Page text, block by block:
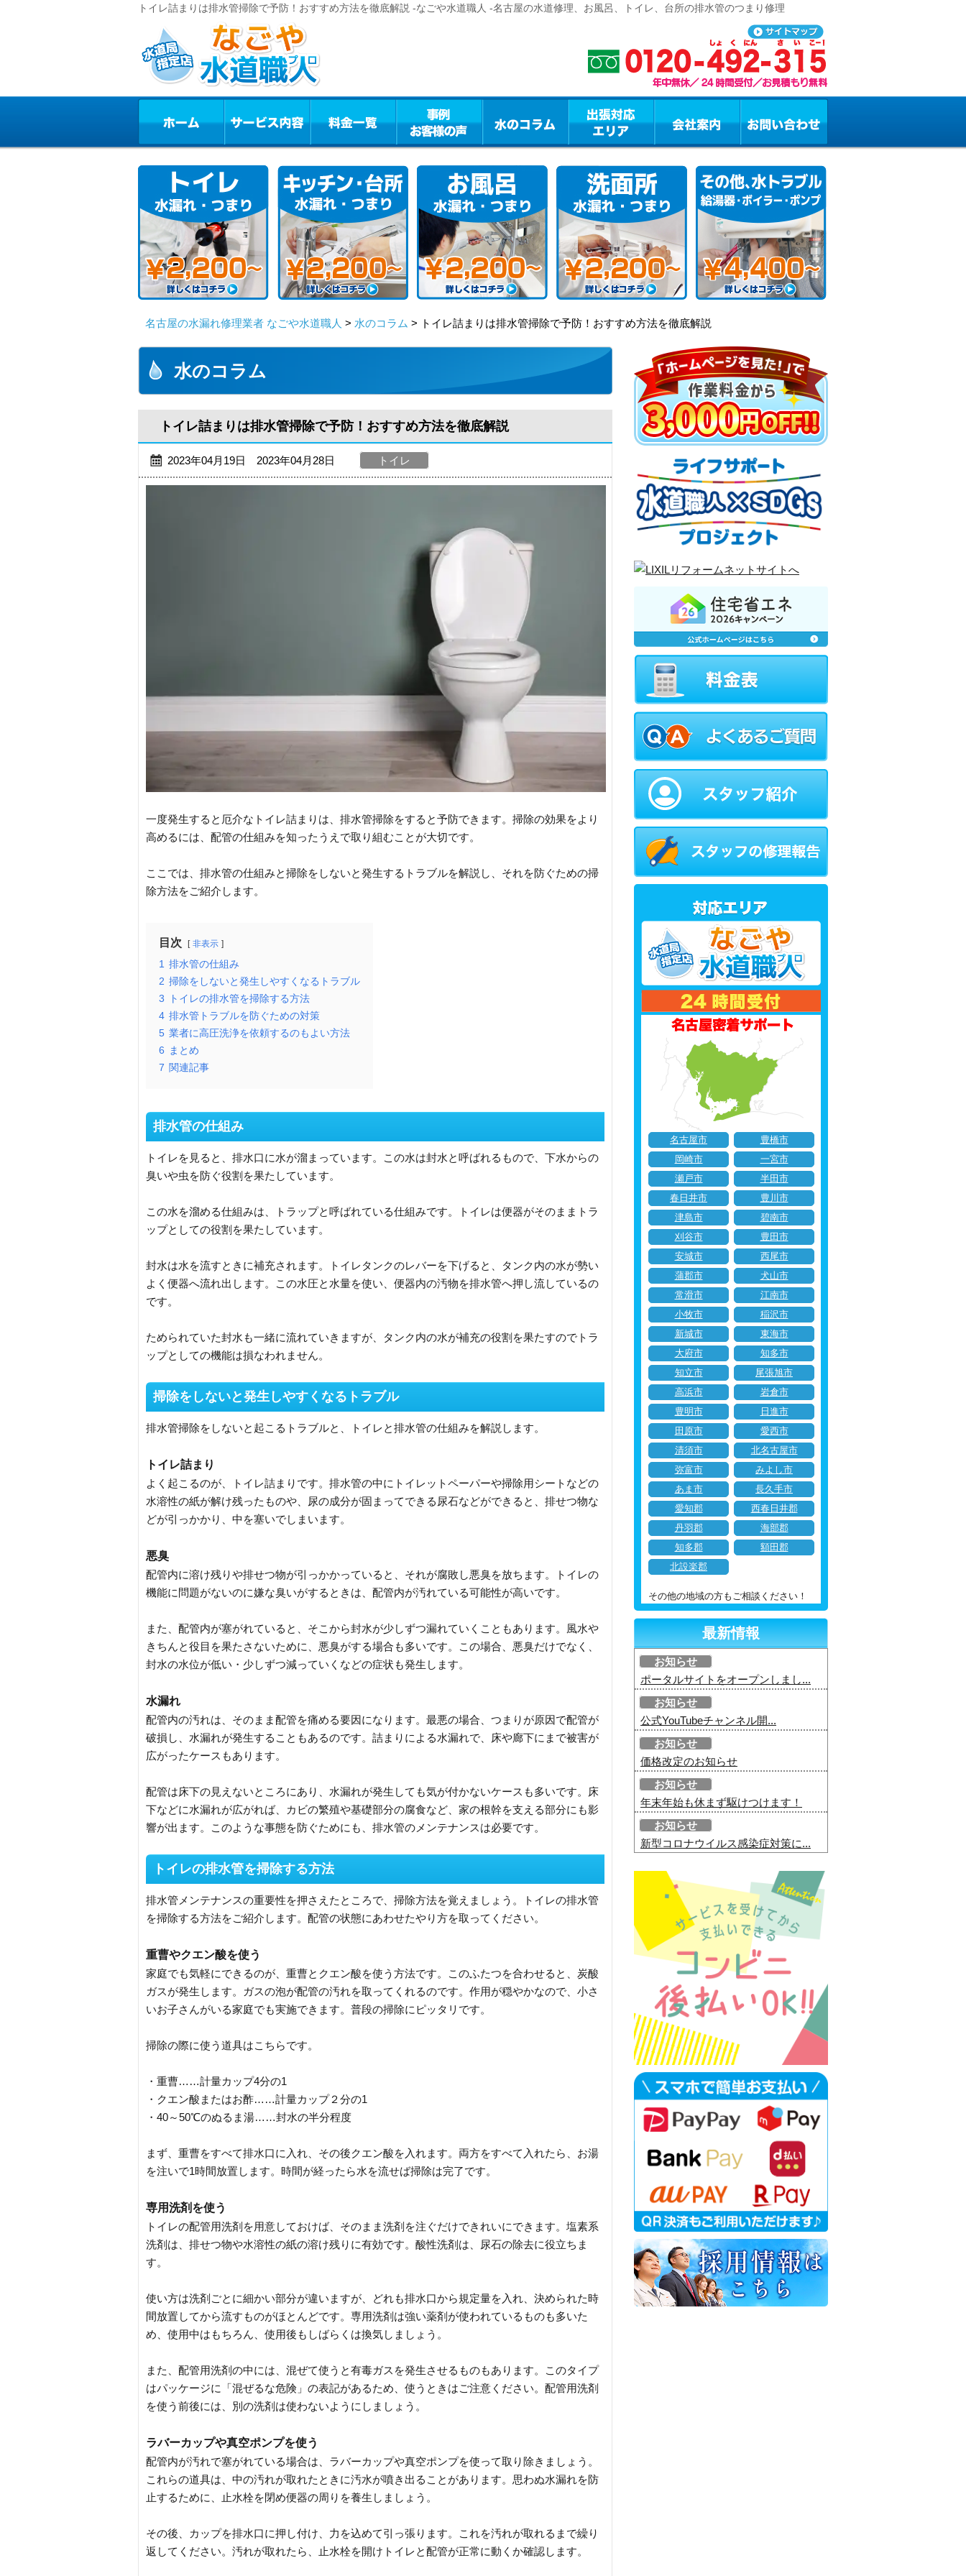
トイレ詰まりは排水管掃除で予防！おすすめ方法を徹底解説 -なごや水道職人 -名古屋の水道修理、お風呂、トイレ、台所の排水管のつまり修理
名古屋の水漏れ修理業者 なごや水道職人 > 水のコラム > トイレ詰まりは排水管掃除で予防！おすすめ方法を徹底解説
水のコラム
トイレ詰まりは排水管掃除で予防！おすすめ方法を徹底解説
2023年04月19日 2023年04月28日 トイレ
一度発生すると厄介なトイレ詰まりは、排水管掃除をすると予防できます。掃除の効果をより
高めるには、配管の仕組みを知ったうえで取り組むことが大切です。
ここでは、排水管の仕組みと掃除をしないと発生するトラブルを解説し、それを防ぐための掃
除方法をご紹介します。
目次 非表示
1 排水管の仕組み
2 掃除をしないと発生しやすくなるトラブル
3
トイレの排水管を掃除する方法
4 排水管トラブルを防ぐための対策
5 業者に高圧洗浄を依頼するのもよい方法
6 まとめ
7 関連記事
排水管の仕組み
トイレを見ると、排水口に水が溜まっています。この水は封水と呼ばれるもので、下水からの
臭いや虫を防ぐ役割を果たしています。
この水を溜める仕組みは、トラップと呼ばれている仕組みです。トイレは便器がそのままトラ
ップとしての役割を果たしています。
封水は水を流すときに補充されます。トイレタンクのレバーを下げると、タンク内の水が勢い
よく便器へ流れ出します。この水圧と水量を使い、便器内の汚物を排水管へ押し流しているの
です。
ためられていた封水も一緒に流れていきますが、タンク内の水が補充の役割を果たすのでトラ
ップとしての機能は損なわれません。
掃除をしないと発生しやすくなるトラブル
排水管掃除をしないと起こるトラブルと、トイレと排水管の仕組みを解説します。
トイレ詰まり
よく起こるのが、トイレ詰まりです。排水管の中にトイレットペーパーや掃除用シートなどの
水溶性の紙が解け残ったものや、尿の成分が固まってできる尿石などができると、排せつ物な
どが引っかかり、中を塞いでしまいます。
悪臭
配管内に溶け残りや排せつ物が引っかかっていると、それが腐敗し悪臭を放ちます。トイレの
機能に問題がないのに嫌な臭いがするときは、配管内が汚れている可能性が高いです。
また、配管内が塞がれていると、そこから封水が少しずつ漏れていくこともあります。風水や
きちんと役目を果たさないために、悪臭がする場合も多いです。この場合、悪臭だけでなく、
封水の水位が低い・少しずつ減っていくなどの症状も発生します。
水漏れ
配管内の汚れは、そのまま配管を痛める要因になります。最悪の場合、つまりが原因で配管が
破損し、水漏れが発生することもあるのです。詰まりによる水漏れで、床や廊下にまで被害が
広がったケースもあります。
配管は床下の見えないところにあり、水漏れが発生しても気が付かないケースも多いです。床
下などに水漏れが広がれば、カビの繁殖や基礎部分の腐食など、家の根幹を支える部分にも影
響が出ます。このような事態を防ぐためにも、排水管のメンテナンスは必要です。
トイレの排水管を掃除する方法
排水管メンテナンスの重要性を押さえたところで、掃除方法を覚えましょう。トイレの排水管
を掃除する方法をご紹介します。配管の状態にあわせたやり方を取ってください。
重曹やクエン酸を使う
家庭でも気軽にできるのが、重曹とクエン酸を使う方法です。このふたつを合わせると、炭酸
ガスが発生します。ガスの泡が配管の汚れを取ってくれるのです。作用が穏やかなので、小さ
いお子さんがいる家庭でも実施できます。普段の掃除にピッタリです。
掃除の際に使う道具はこちらです。
・重曹……計量カップ4分の1
・クエン酸またはお酢……計量カップ２分の1
・40～50℃のぬるま湯……封水の半分程度
まず、重曹をすべて排水口に入れ、その後クエン酸を入れます。両方をすべて入れたら、お湯
を注いで1時間放置します。時間が経ったら水を流せば掃除は完了です。
専用洗剤を使う
トイレの配管用洗剤を用意しておけば、そのまま洗剤を注ぐだけできれいにできます。塩素系
洗剤は、排せつ物や水溶性の紙の溶け残りに有効です。酸性洗剤は、尿石の除去に役立ちま
す。
使い方は洗剤ごとに細かい部分が違いますが、どれも排水口から規定量を入れ、決められた時
間放置してから流すものがほとんどです。専用洗剤は強い薬剤が使われているものも多いた
め、使用中はもちろん、使用後もしばらくは換気しましょう。
また、配管用洗剤の中には、混ぜて使うと有毒ガスを発生させるものもあります。このタイプ
はパッケージに「混ぜるな危険」の表記があるため、使うときはご注意ください。配管用洗剤
を使う前後には、別の洗剤は使わないようにしましょう。
ラバーカップや真空ポンプを使う
配管内が汚れで塞がれている場合は、ラバーカップや真空ポンプを使って取り除きましょう。
これらの道具は、中の汚れが取れたときに汚水が噴き出ることがあります。思わぬ水漏れを防
止するために、止水栓を閉め便器の周りを養生しましょう。
その後、カップを排水口に押し付け、力を込めて引っ張ります。これを汚れが取れるまで繰り
返してください。汚れが取れたら、止水栓を開けトイレと配管が正常に動くか確認します。
名古屋市
豊橋市
岡崎市
一宮市
瀬戸市
半田市
春日井市
豊川市
津島市
碧南市
刈谷市
豊田市
安城市
西尾市
蒲郡市
犬山市
常滑市
江南市
小牧市
稲沢市
新城市
東海市
大府市
知多市
知立市
尾張旭市
高浜市
岩倉市
豊明市
日進市
田原市
愛西市
清須市
北名古屋市
弥富市
みよし市
あま市
長久手市
愛知郡
西春日井郡
丹羽郡
海部郡
知多郡
額田郡
北設楽郡
その他の地域の方もご相談ください！
最新情報
お知らせ
ポータルサイトをオープンしまし...
お知らせ
公式YouTubeチャンネル開...
お知らせ
価格改定のお知らせ
お知らせ
年末年始も休まず駆けつけます！
お知らせ
新型コロナウイルス感染症対策に...